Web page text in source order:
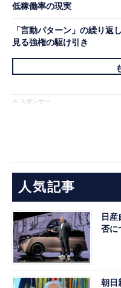
低稼働率の現実
「言動パターン」の繰り
見る強権の駆け引き
※ スポンサー
人気記事
日
否に
朝日